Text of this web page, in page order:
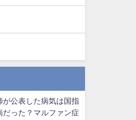
が公表した病気は国指
だった？マルファン症